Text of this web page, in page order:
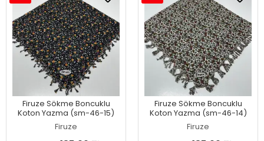
Firuze Sökme Boncuklu
Koton Yazma (sm-46-15)
Firuze
Firuze Sökme Boncuklu
Koton Yazma (sm-46-14)
Firuze